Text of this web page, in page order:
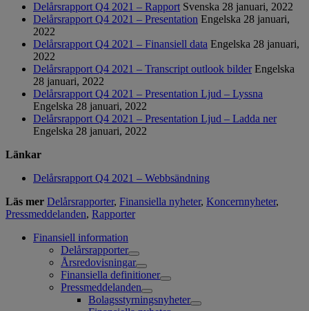
Delårsrapport Q4 2021 – Rapport Svenska 28 januari, 2022
Delårsrapport Q4 2021 – Presentation Engelska 28 januari,
2022
Delårsrapport Q4 2021 – Finansiell data Engelska 28 januari,
2022
Delårsrapport Q4 2021 – Transcript outlook bilder Engelska
28 januari, 2022
Delårsrapport Q4 2021 – Presentation Ljud – Lyssna
Engelska 28 januari, 2022
Delårsrapport Q4 2021 – Presentation Ljud – Ladda ner
Engelska 28 januari, 2022
Länkar
Delårsrapport Q4 2021 – Webbsändning
Läs mer Delårsrapporter, Finansiella nyheter, Koncernnyheter,
Pressmeddelanden, Rapporter
Finansiell information
Delårsrapporter
Årsredovisningar
Finansiella definitioner
Pressmeddelanden
Bolagsstyrningsnyheter